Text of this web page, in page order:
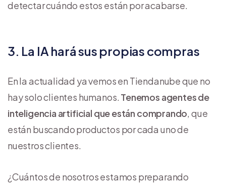
detectar cuándo estos están por acabarse.
3. La IA hará sus propias compras
En la actualidad ya vemos en Tiendanube que no
hay solo clientes humanos. Tenemos agentes de
inteligencia artificial que están comprando, que
están buscando productos por cada uno de
nuestros clientes.
¿Cuántos de nosotros estamos preparando